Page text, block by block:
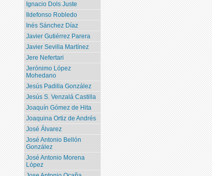
Ignacio Dols Juste
Ildefonso Robledo
Inés Sánchez Díaz
Javier Gutiérrez Parera
Javier Sevilla Martínez
Jere Nefertari
Jerónimo López
Mohedano
Jesús Padilla González
Jesús S. Venzalá Castilla
Joaquín Gómez de Hita
Joaquina Ortiz de Andrés
José Álvarez
José Antonio Bellón
González
José Antonio Morena
López